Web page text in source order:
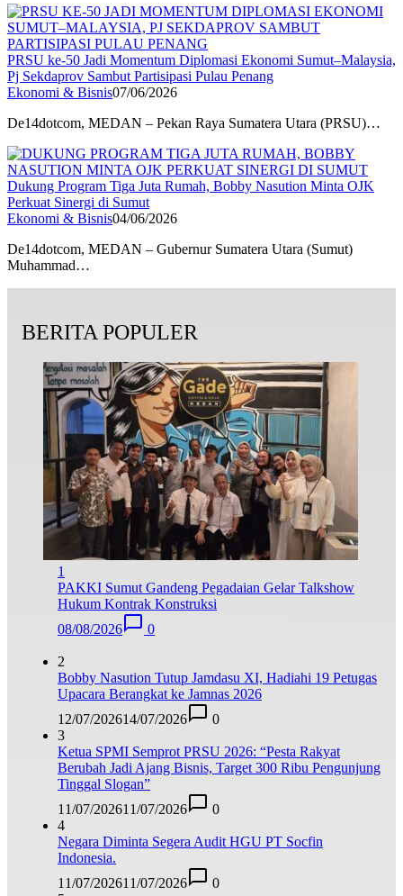
PRSU ke-50 Jadi Momentum Diplomasi Ekonomi Sumut–Malaysia,
Pj Sekdaprov Sambut Partisipasi Pulau Penang
Ekonomi & Bisnis07/06/2026
De14dotcom, MEDAN – Pekan Raya Sumatera Utara (PRSU)…
Dukung Program Tiga Juta Rumah, Bobby Nasution Minta OJK
Perkuat Sinergi di Sumut
Ekonomi & Bisnis04/06/2026
De14dotcom, MEDAN – Gubernur Sumatera Utara (Sumut)
Muhammad…
BERITA POPULER
1
PAKKI Sumut Gandeng Pegadaian Gelar Talkshow
Hukum Kontrak Konstruksi
08/08/2026
0
2
Bobby Nasution Tutup Jamdasu XI, Hadiahi 19 Petugas
Upacara Berangkat ke Jamnas 2026
12/07/202614/07/2026
0
3
Ketua SPMI Semprot PRSU 2026: “Pesta Rakyat
Berubah Jadi Ajang Bisnis, Target 300 Ribu Pengunjung
Tinggal Slogan”
11/07/202611/07/2026
0
4
Negara Diminta Segera Audit HGU PT Socfin
Indonesia.
11/07/202611/07/2026
0